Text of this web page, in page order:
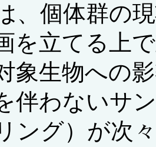
、個体群の
を立てる上
象生物への
伴わないサ
ング）が次